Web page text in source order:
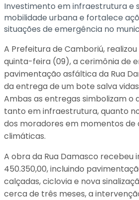
Investimento em infraestrutura e
mobilidade urbana e fortalece
situações de emergência no
A Prefeitura de Camboriú,
quinta-feira (09), a cerimônia de
pavimentação asfáltica da Rua
da entrega de um bote salva
Ambas as entregas simbolizam o
tanto em infraestrutura, quanto
dos moradores em momentos de
climáticas.
A obra da Rua Damasco recebeu
450.350,00, incluindo
calçadas, ciclovia e nova
cerca de três meses, a